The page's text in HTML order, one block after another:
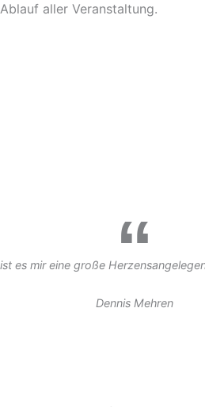
aller Veranstaltung.
es mir eine große
Dennis Mehren